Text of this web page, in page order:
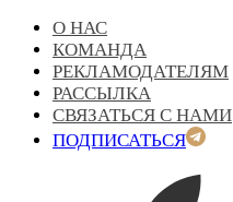
О НАС
КОМАНДА
РЕКЛАМОДАТЕЛЯМ
РАССЫЛКА
СВЯЗАТЬСЯ С НАМИ
ПОДПИСАТЬСЯ